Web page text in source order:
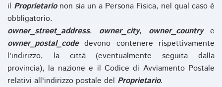
il Proprietarionon sia un a Persona Fisica, nel qual caso è
obbligatorio.
owner_street_address, owner_city, owner_countrye
owner_postal_codedevono contenere rispettivamente
l'indirizzo, la città (eventualmente seguita dalla
provincia), la nazione e il Codice di Avviamento Postale
relativi all'indirizzo postale del Proprietario.